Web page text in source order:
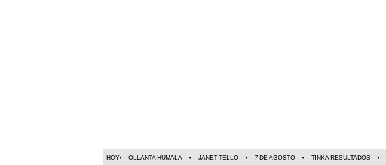
HOY OLLANTA HUMALA JANET TELLO 7 DE AGOSTO TINKA RESULTADOS